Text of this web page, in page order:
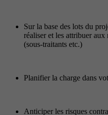
Sur la base des lots du
réaliser et les attribuer aux
(sous-traitants etc.)
Planifier la charge dans
Anticiper les risques